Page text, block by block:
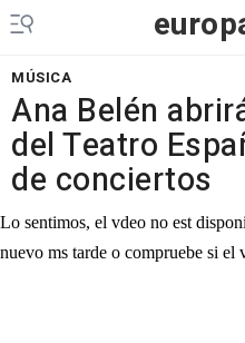
MÚSICA
Ana Belén
del Teatro
de conciertos